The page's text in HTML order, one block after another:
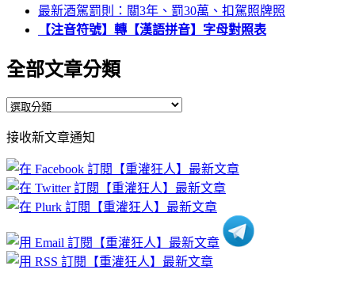
最新酒駕罰則：關3年、罰30萬、扣駕照牌照
【注音符號】轉【漢語拼音】字母對照表
全部文章分類
全
文
章
分
類
接收新文章通知